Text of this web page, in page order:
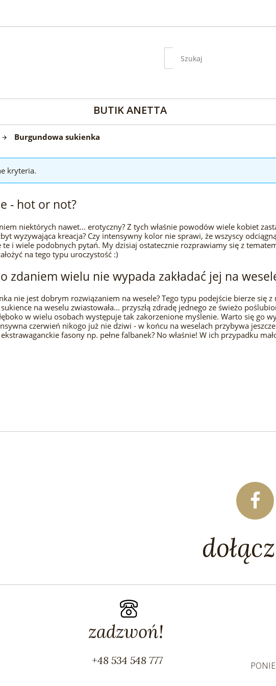
BUTIK ANETTA
Burgundowa sukienka
kryteria.
- hot or not?
niektórych nawet... erotyczny? Z tych właśnie powodów wiele kobiet
wyzywająca kreacja? Czy intensywny kolor nie sprawi, że wszyscy
te i wiele podobnych pytań. My dzisiaj ostatecznie rozprawiamy się z
na tego typu uroczystość :)
zdaniem wielu nie wypada zakładać jej na
nie jest dobrym rozwiązaniem na wesele? Tego typu podejście bierze się
na weselu zwiastowała... przyszłą zdradę jednego ze świeżo
w wielu osobach występuje tak zakorzenione myślenie. Warto się go
czerwień nikogo już nie dziwi - w końcu na weselach przybywa
fasony np. pełne falbanek? No właśnie! W ich przypadku
zadzwoń!
+48 534 548 777